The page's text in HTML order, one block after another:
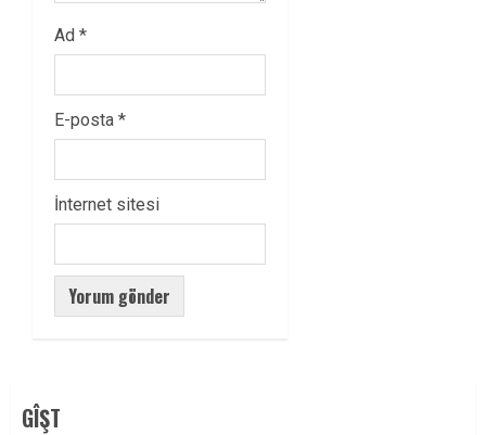
Ad *
E-posta *
İnternet sitesi
GÎŞT